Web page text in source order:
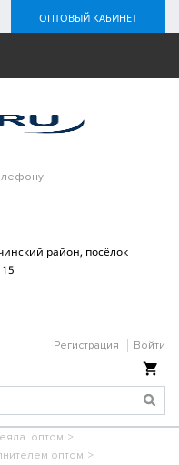
ОПТОВЫЙ КАБИНЕТ
район, посёлок
Регистрация Войти
оптом >
оптом >